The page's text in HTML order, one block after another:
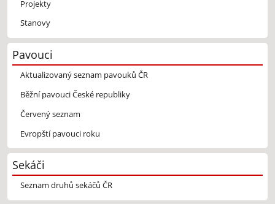
Projekty
Stanovy
Pavouci
Aktualizovaný seznam pavouků ČR
Běžní pavouci České republiky
Červený seznam
Evropští pavouci roku
Sekáči
Seznam druhů sekáčů ČR